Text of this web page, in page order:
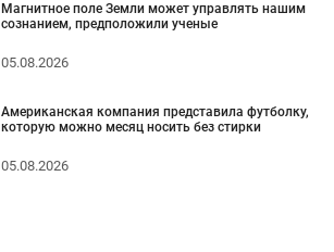
Магнитное поле Земли может управлять нашим
сознанием, предположили ученые
05.08.2026
Американская компания представила футболку,
которую можно месяц носить без стирки
05.08.2026